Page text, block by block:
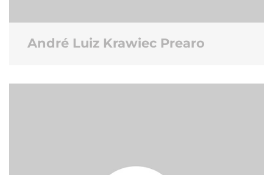
André Luiz Krawiec Prearo